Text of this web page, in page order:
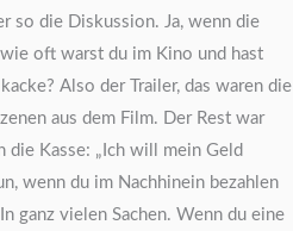
so die Diskussion. Ja, wenn die
oft warst du im Kino und hast
Also der Trailer, das waren die
aus dem Film. Der Rest war
Kasse: „Ich will mein Geld
wenn du im Nachhinein bezahlen
ganz vielen Sachen. Wenn du eine